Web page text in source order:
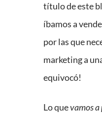
título de este
íbamos a
por las que
marketing a
equivocó!
Lo quevamos a